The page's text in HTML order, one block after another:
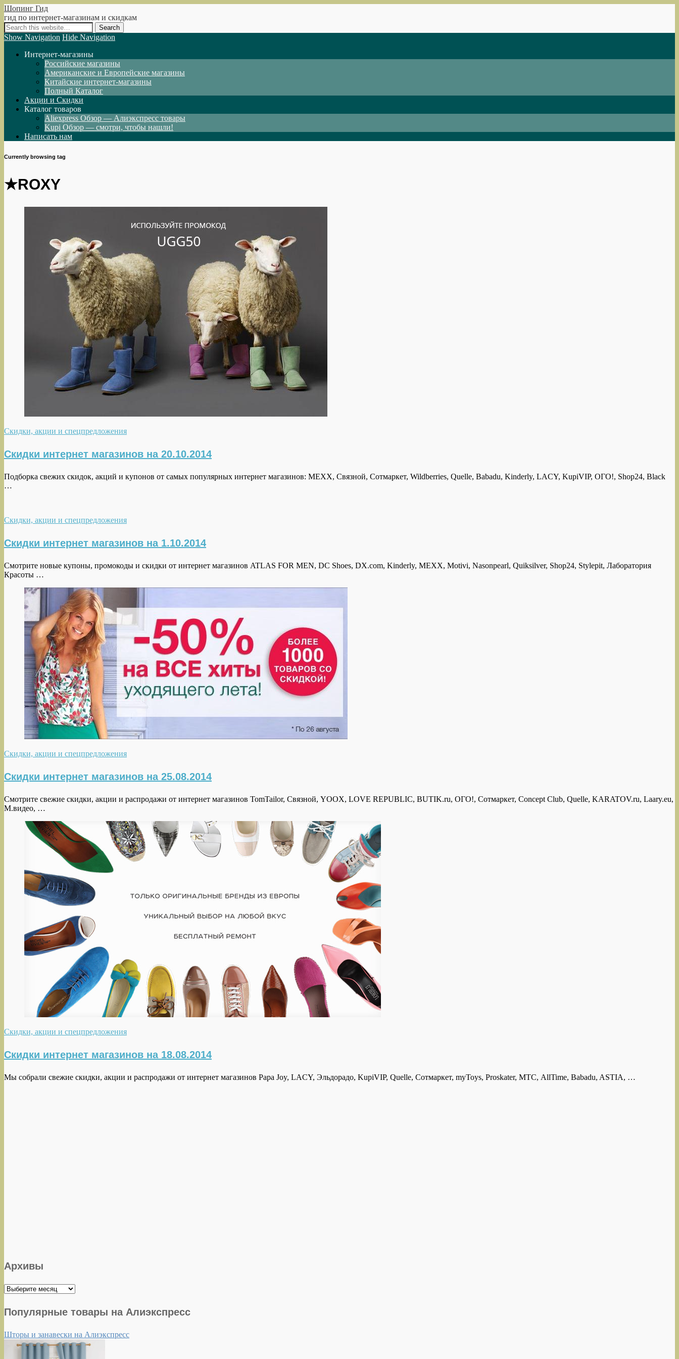
Шопинг Гид
гид по интернет-магазинам и скидкам
Show Navigation Hide Navigation
Интернет-магазины
Российские магазины
Американские и Европейские магазины
Китайские интернет-магазины
Полный Каталог
Акции и Скидки
Каталог товаров
Aliexpress Обзор — Алиэкспресс товары
Kupi Обзор — смотри, чтобы нашли!
Написать нам
Currently browsing tag
★ROXY
Скидки, акции и спецпредложения
Скидки интернет магазинов на 20.10.2014
Подборка свежих скидок, акций и купонов от самых популярных интернет магазинов: MEXX, Связной, Сотмаркет, Wildberries, Quelle, Babadu, Kinderly, LACY, KupiVIP, ОГО!, Shop24, Black
…
Скидки, акции и спецпредложения
Скидки интернет магазинов на 1.10.2014
Смотрите новые купоны, промокоды и скидки от интернет магазинов ATLAS FOR MEN, DC Shoes, DX.com, Kinderly, MEXX, Motivi, Nasonpearl, Quiksilver, Shop24, Stylepit, Лаборатория
Красоты …
Скидки, акции и спецпредложения
Скидки интернет магазинов на 25.08.2014
Смотрите свежие скидки, акции и распродажи от интернет магазинов TomTailor, Связной, YOOX, LOVE REPUBLIC, BUTIK.ru, ОГО!, Сотмаркет, Concept Club, Quelle, KARATOV.ru, Laary.eu,
М.видео, …
Скидки, акции и спецпредложения
Скидки интернет магазинов на 18.08.2014
Мы собрали свежие скидки, акции и распродажи от интернет магазинов Papa Joy, LACY, Эльдорадо, KupiVIP, Quelle, Сотмаркет, myToys, Proskater, МТС, AllTime, Babadu, ASTIA, …
Архивы
Архивы
Популярные товары на Алиэкспресс
Шторы и занавески на Алиэкспресс